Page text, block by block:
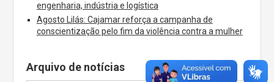
engenharia, indústria e logística
Agosto Lilás: Cajamar reforça a campanha de
conscientização pelo fim da violência contra a mulher
Arquivo de notícias